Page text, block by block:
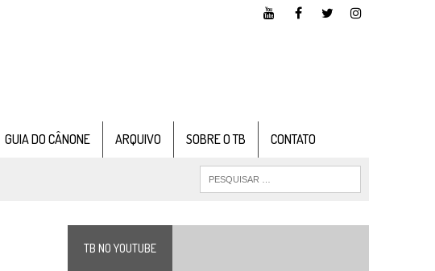
GUIA DO CÂNONE ARQUIVO SOBRE O TB CONTATO
TB NO YOUTUBE